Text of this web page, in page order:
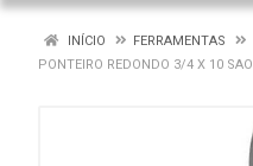
INÍCIO FERRAMENTAS
PONTEIRO REDONDO 3/4 X 10